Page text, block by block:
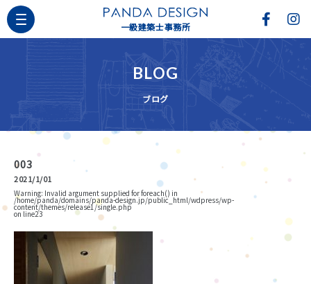
一級建築士事務所
BLOG
ブログ
003
2021/1/01
Warning: Invalid argument supplied for foreach() in
/home/panda/domains/panda-design.jp/public_html/wdpress/wp-
content/themes/release1/single.php
on line23